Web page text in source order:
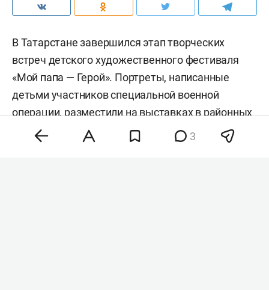
В Татарстане завершился этап творческих
встреч детского художественного фестиваля
«Мой папа — Герой». Портреты, написанные
детьми участников специальной военной
операции, разместили на выставках в районных
домах культуры. Экспозиции уже открылись в
муниципалитетах республики и будут работать
3